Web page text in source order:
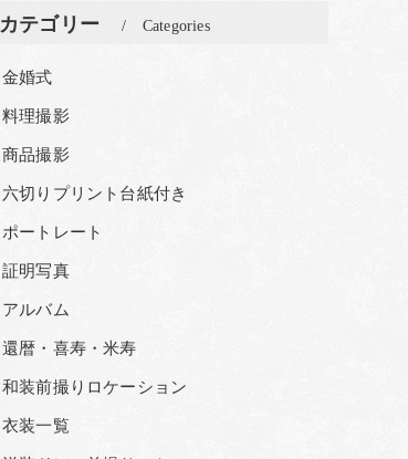
カテゴリー Categories
金婚式
料理撮影
商品撮影
六切りプリント台紙付き
ポートレート
証明写真
アルバム
還暦・喜寿・米寿
和装前撮りロケーション
衣装一覧